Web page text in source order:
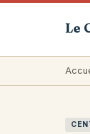
Le